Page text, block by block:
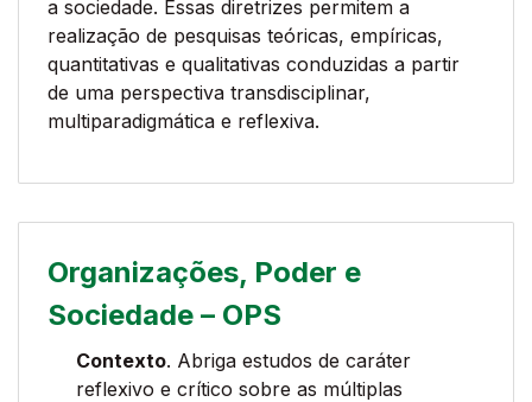
a sociedade. Essas diretrizes permitem a
realização de pesquisas teóricas, empíricas,
quantitativas e qualitativas conduzidas a partir
de uma perspectiva transdisciplinar,
multiparadigmática e reflexiva.
Organizações, Poder e
Sociedade – OPS
Contexto. Abriga estudos de caráter
reflexivo e crítico sobre as múltiplas